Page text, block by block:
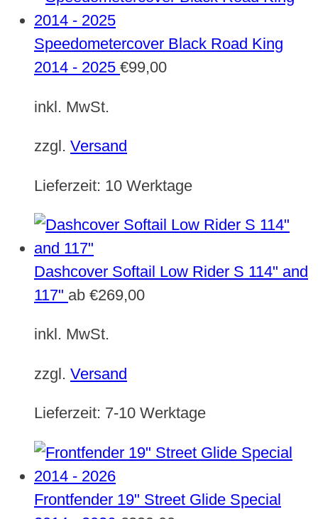
Speedometercover Black Road King
2014 - 2025 €99,00
inkl. MwSt.
zzgl. Versand
Lieferzeit: 10 Werktage
Dashcover Softail Low Rider S 114" and
117" ab €269,00
inkl. MwSt.
zzgl. Versand
Lieferzeit: 7-10 Werktage
Frontfender 19" Street Glide Special